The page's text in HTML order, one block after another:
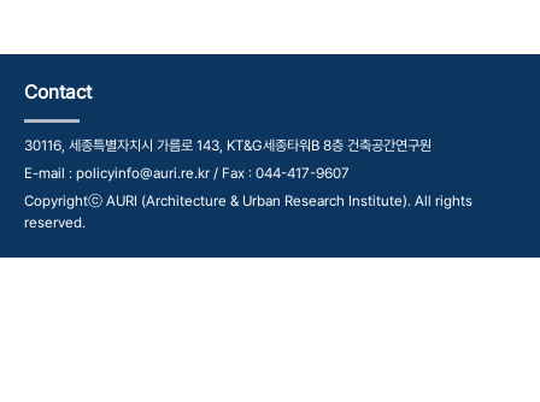
Contact
30116, 세종특별자치시 가름로 143, KT&G세종타워B 8층 건축공간연구원
E-mail : policyinfo@auri.re.kr / Fax : 044-417-9607
Copyrightⓒ AURI (Architecture & Urban Research Institute). All rights
reserved.